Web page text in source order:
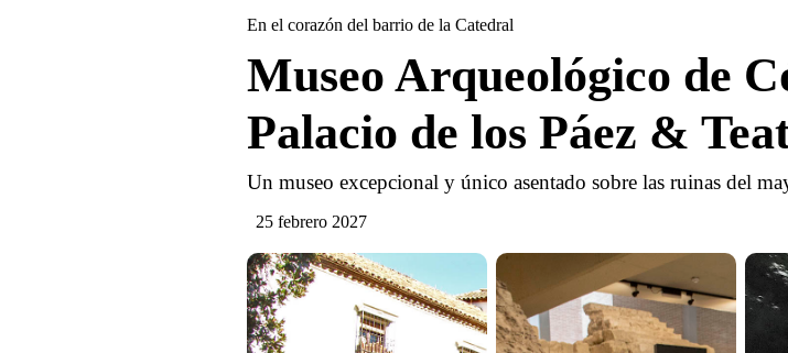
En el corazón del barrio de la Catedral
Museo Arqueológico de
Palacio de los Páez &
Un museo excepcional y único asentado sobre las ruinas del
25 febrero 2027